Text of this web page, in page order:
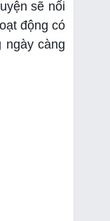
sẽ nối
động có
càng